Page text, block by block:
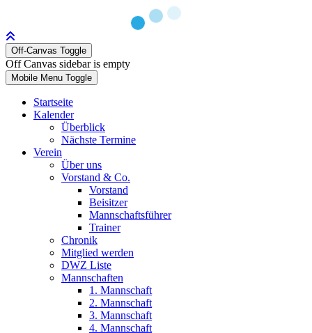
Off-Canvas Toggle
Off Canvas sidebar is empty
Mobile Menu Toggle
Startseite
Kalender
Überblick
Nächste Termine
Verein
Über uns
Vorstand & Co.
Vorstand
Beisitzer
Mannschaftsführer
Trainer
Chronik
Mitglied werden
DWZ Liste
Mannschaften
1. Mannschaft
2. Mannschaft
3. Mannschaft
4. Mannschaft